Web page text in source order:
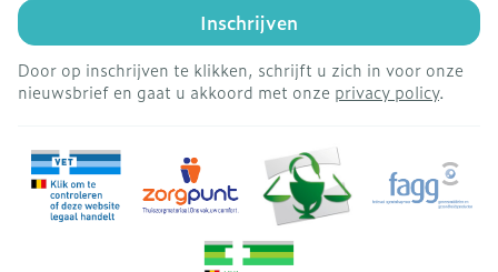
Inschrijven
Door op inschrijven te klikken, schrijft u zich in voor onze
nieuwsbrief en gaat u akkoord met onze privacy policy.